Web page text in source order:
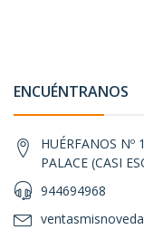
ENCUÉNTRANOS
HUÉRFANOS Nº
PALACE (CASI
944694968